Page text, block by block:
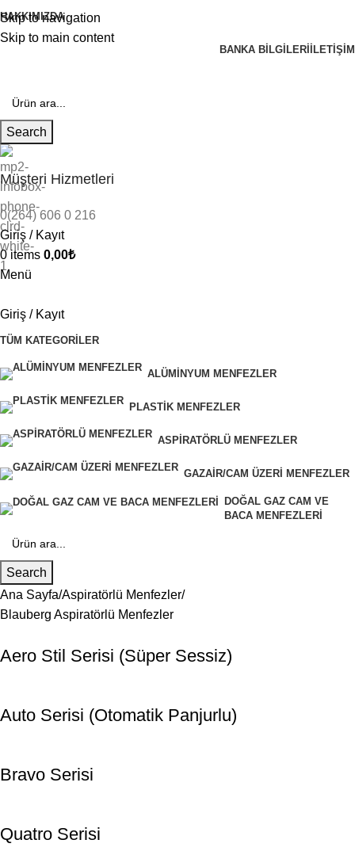
Skip to navigation
Skip to main content
HAKKIMIZDA
BANKA BILGILERI İLETIŞIM
Search
Müşteri Hizmetleri
0(264) 606 0 216
Giriş / Kayıt
0items 0,00₺
Menü
Giriş / Kayıt
TÜM KATEGORILER
ALÜMINYUM MENFEZLER
PLASTIK MENFEZLER
ASPIRATÖRLÜ MENFEZLER
GAZAIR/CAM ÜZERI MENFEZLER
DOĞAL GAZ CAM VE
BACA MENFEZLERI
Search
Ana Sayfa Aspiratörlü Menfezler
Blauberg Aspiratörlü Menfezler
Aero Stil Serisi (Süper Sessiz)
Auto Serisi (Otomatik Panjurlu)
Bravo Serisi
Quatro Serisi